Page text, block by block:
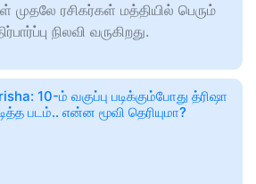
முதலே ரசிகர்கள் மத்தியில் பெரும்
நிலவி வருகிறது.
10-ம் வகுப்பு படிக்கும்போது த்ரிஷா
படம்.. என்ன மூவி தெரியுமா?